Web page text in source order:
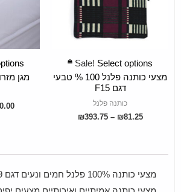
Sale! Select options
מצעי כותנה פלנל 100 % טבעי
דגם F15
כותנה פלנל
₪81.25
–
₪393.75
מגן
מצעי כותנה 100% פלנל חמים ונעים דגם B9